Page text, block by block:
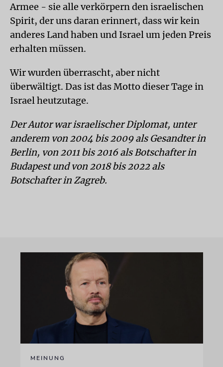
Armee - sie alle verkörpern den israelischen
Spirit, der uns daran erinnert, dass wir kein
anderes Land haben und Israel um jeden Preis
erhalten müssen.
Wir wurden überrascht, aber nicht
überwältigt. Das ist das Motto dieser Tage in
Israel heutzutage.
Der Autor war israelischer Diplomat, unter
anderem von 2004 bis 2009 als Gesandter in
Berlin, von 2011 bis 2016 als Botschafter in
Budapest und von 2018 bis 2022 als
Botschafter in Zagreb.
MEINUNG